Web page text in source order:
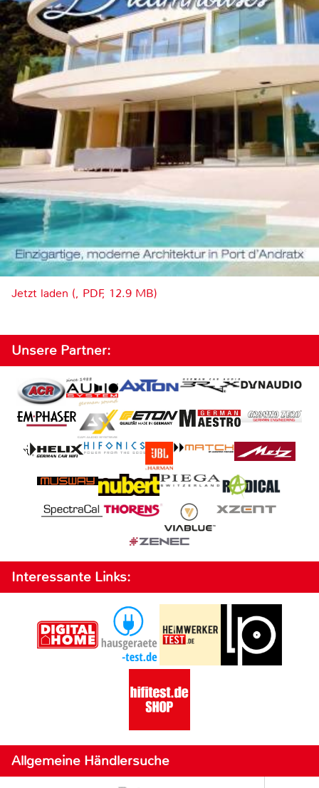
Jetzt laden (, PDF, 12.9 MB)
Unsere Partner:
Interessante Links:
Allgemeine Händlersuche